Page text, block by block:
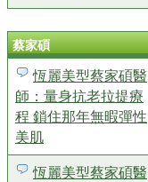
蔡家碩
恆麗美型蔡家碩醫
師：量身抗老拉提療
程 鎖住那年無暇彈性
美肌
恆麗美型蔡家碩醫